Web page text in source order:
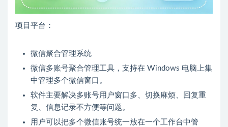
项目平台：
微信聚合管理系统
微信多账号聚合管理工具，支持在 Windows 电脑上集
中管理多个微信窗口。
软件主要解决多账号用户窗口多、切换麻烦、回复重
复、信息记录不方便等问题。
用户可以把多个微信账号统一放在一个工作台中管